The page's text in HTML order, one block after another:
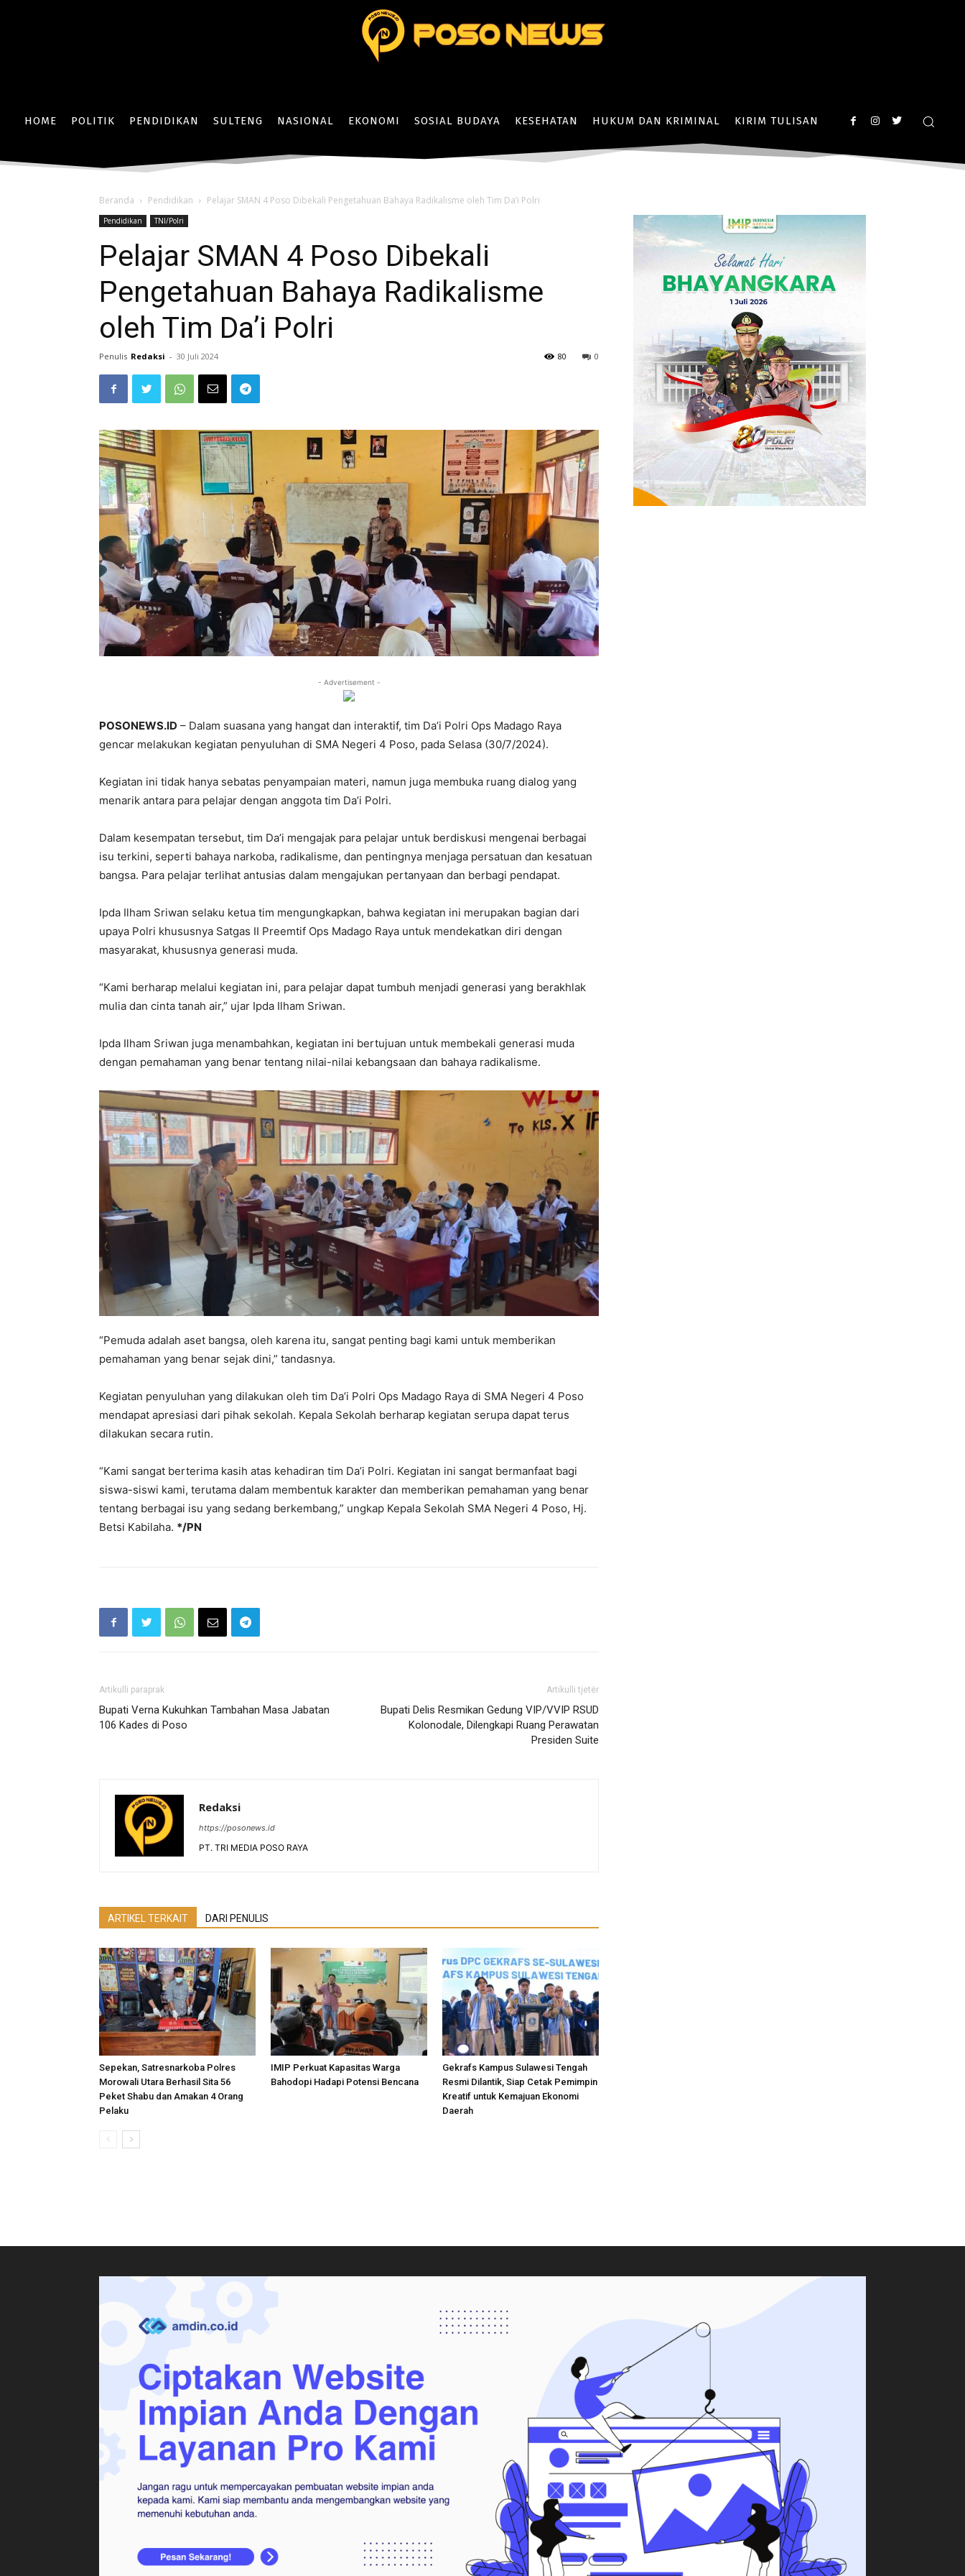
HOME POLITIK PENDIDIKAN SULTENG NASIONAL EKONOMI SOSIAL BUDAYA KESEHATAN HUKUM DAN KRIMINAL KIRIM TULISAN
Beranda Pendidikan Pelajar SMAN 4 Poso Dibekali Pengetahuan Bahaya Radikalisme oleh Tim Da’i Polri
Pendidikan TNI/Polri
Pelajar SMAN 4 Poso Dibekali
Pengetahuan Bahaya Radikalisme
oleh Tim Da’i Polri
Penulis Redaksi - 30 Juli 2024 0
80
- Advertisement -
POSONEWS.ID – Dalam suasana yang hangat dan interaktif, tim Da’i Polri Ops Madago Raya
gencar melakukan kegiatan penyuluhan di SMA Negeri 4 Poso, pada Selasa (30/7/2024).
Kegiatan ini tidak hanya sebatas penyampaian materi, namun juga membuka ruang dialog yang
menarik antara para pelajar dengan anggota tim Da’i Polri.
Dalam kesempatan tersebut, tim Da’i mengajak para pelajar untuk berdiskusi mengenai berbagai
isu terkini, seperti bahaya narkoba, radikalisme, dan pentingnya menjaga persatuan dan kesatuan
bangsa. Para pelajar terlihat antusias dalam mengajukan pertanyaan dan berbagi pendapat.
Ipda Ilham Sriwan selaku ketua tim mengungkapkan, bahwa kegiatan ini merupakan bagian dari
upaya Polri khususnya Satgas II Preemtif Ops Madago Raya untuk mendekatkan diri dengan
masyarakat, khususnya generasi muda.
“Kami berharap melalui kegiatan ini, para pelajar dapat tumbuh menjadi generasi yang berakhlak
mulia dan cinta tanah air,” ujar Ipda Ilham Sriwan.
Ipda Ilham Sriwan juga menambahkan, kegiatan ini bertujuan untuk membekali generasi muda
dengan pemahaman yang benar tentang nilai-nilai kebangsaan dan bahaya radikalisme.
“Pemuda adalah aset bangsa, oleh karena itu, sangat penting bagi kami untuk memberikan
pemahaman yang benar sejak dini,” tandasnya.
Kegiatan penyuluhan yang dilakukan oleh tim Da’i Polri Ops Madago Raya di SMA Negeri 4 Poso
mendapat apresiasi dari pihak sekolah. Kepala Sekolah berharap kegiatan serupa dapat terus
dilakukan secara rutin.
“Kami sangat berterima kasih atas kehadiran tim Da’i Polri. Kegiatan ini sangat bermanfaat bagi
siswa-siswi kami, terutama dalam membentuk karakter dan memberikan pemahaman yang benar
tentang berbagai isu yang sedang berkembang,” ungkap Kepala Sekolah SMA Negeri 4 Poso, Hj.
Betsi Kabilaha. */PN
Artikulli paraprak
Bupati Verna Kukuhkan Tambahan Masa Jabatan
106 Kades di Poso
Artikulli tjetër
Bupati Delis Resmikan Gedung VIP/VVIP RSUD
Kolonodale, Dilengkapi Ruang Perawatan
Presiden Suite
Redaksi
https://posonews.id
PT. TRI MEDIA POSO RAYA
ARTIKEL TERKAIT DARI PENULIS
Sepekan, Satresnarkoba Polres
Morowali Utara Berhasil Sita 56
Peket Shabu dan Amakan 4 Orang
Pelaku
IMIP Perkuat Kapasitas Warga
Bahodopi Hadapi Potensi Bencana
Gekrafs Kampus Sulawesi Tengah
Resmi Dilantik, Siap Cetak Pemimpin
Kreatif untuk Kemajuan Ekonomi
Daerah